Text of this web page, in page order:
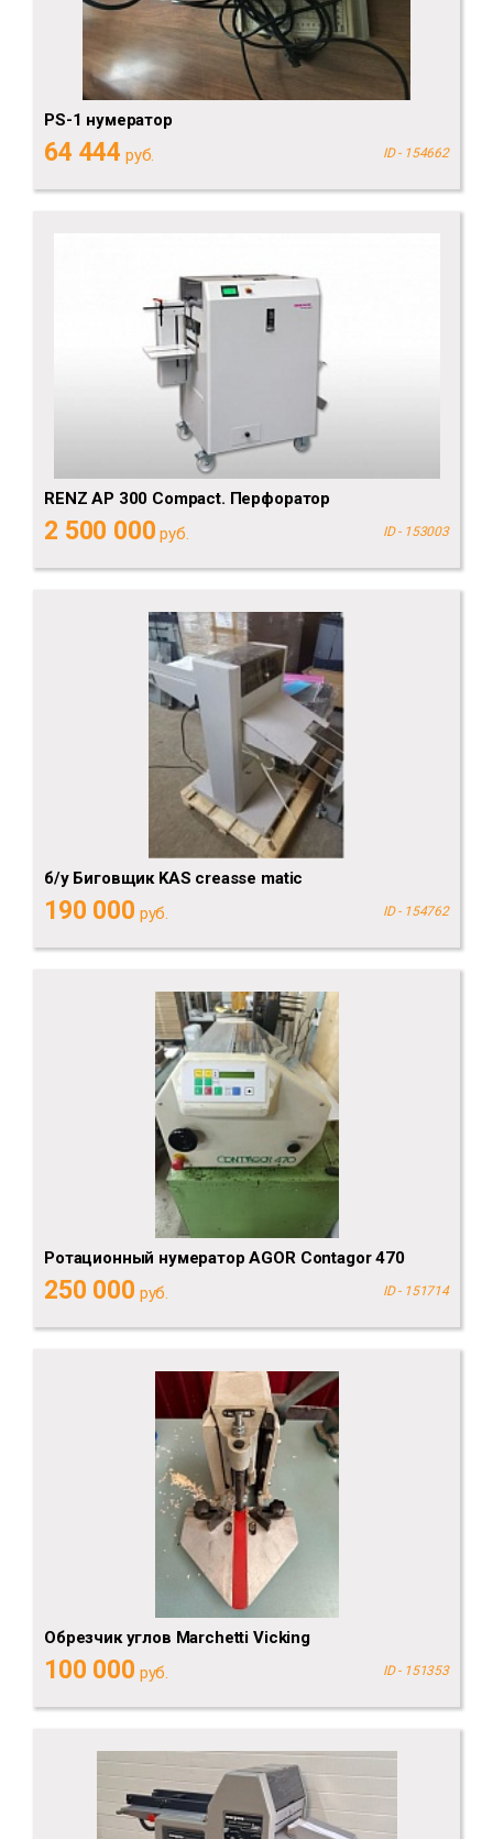
PS-1 нумератор
64 444 руб. ID - 154662
RENZ AP 300 Compact. Перфоратор
2 500 000 руб. ID - 153003
б/у Биговщик KAS creasse matic
190 000 руб. ID - 154762
Ротационный нумератор AGOR Contagor 470
250 000 руб. ID - 151714
Обрезчик углов Marchetti Vicking
100 000 руб. ID - 151353